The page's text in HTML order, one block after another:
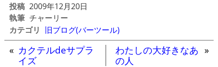
投稿 2009年12月20日
執筆 チャーリー
カテゴリ 旧ブログ(バーツール)
« カクテルdeサプラ
イズ
わたしの大好きなあ
の人
»